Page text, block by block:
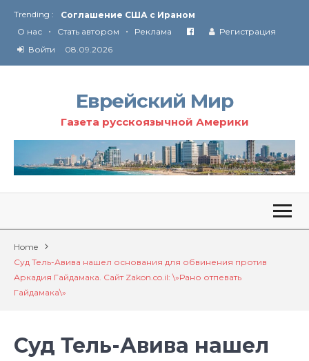
Trending :
Соглашение США с Ираном
Технология Революции в Иране
О нас • Стать автором • Реклама
Регистрация
Войти
08.09.2026
Еврейский Мир
Газета русскоязычной Америки
Home
Суд Тель-Авива нашел основания для обвинения против
Аркадия Гайдамака. Сайт Zakon.co.il: \»Рано отпевать
Гайдамака\»
Суд Тель-Авива нашел